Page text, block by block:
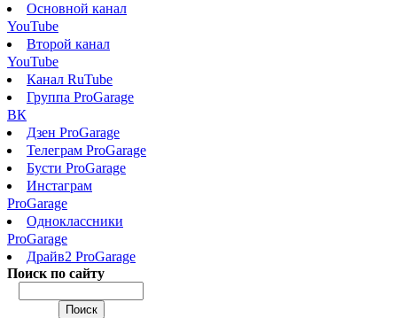
Основной канал
YouTube
Второй канал
YouTube
Канал RuTube
Группа ProGarage
ВК
Дзен ProGarage
Телеграм ProGarage
Бусти ProGarage
Инстаграм
ProGarage
Одноклассники
ProGarage
Драйв2 ProGarage
Поиск по сайту